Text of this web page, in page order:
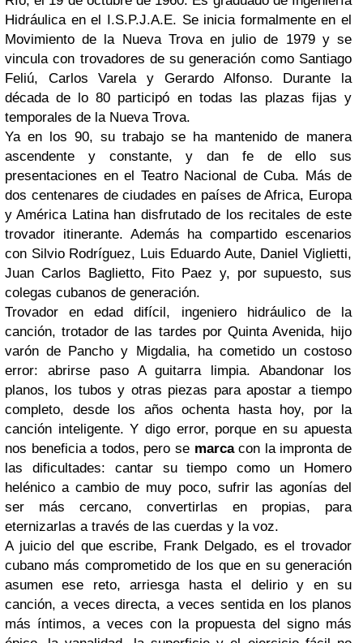
Hidráulica en el I.S.P.J.A.E. Se inicia formalmente en el
Movimiento de la Nueva Trova en julio de 1979 y se
vincula con trovadores de su generación como Santiago
Feliú, Carlos Varela y Gerardo Alfonso. Durante la
década de lo 80 participó en todas las plazas fijas y
temporales de la Nueva Trova.
Ya en los 90, su trabajo se ha mantenido de manera
ascendente y constante, y dan fe de ello sus
presentaciones en el Teatro Nacional de Cuba. Más de
dos centenares de ciudades en países de Africa, Europa
y América Latina han disfrutado de los recitales de este
trovador itinerante. Además ha compartido escenarios
con Silvio Rodríguez, Luis Eduardo Aute, Daniel Viglietti,
Juan Carlos Baglietto, Fito Paez y, por supuesto, sus
colegas cubanos de generación.
Trovador en edad difícil, ingeniero hidráulico de la
canción, trotador de las tardes por Quinta Avenida, hijo
varón de Pancho y Migdalia, ha cometido un costoso
error: abrirse paso A guitarra limpia. Abandonar los
planos, los tubos y otras piezas para apostar a tiempo
completo, desde los años ochenta hasta hoy, por la
canción inteligente. Y digo error, porque en su apuesta
nos beneficia a todos, pero se marcacon la impronta de
las dificultades: cantar su tiempo como un Homero
helénico a cambio de muy poco, sufrir las agonías del
ser más cercano, convertirlas en propias, para
eternizarlas a través de las cuerdas y la voz.
A juicio del que escribe, Frank Delgado, es el trovador
cubano más comprometido de los que en su generación
asumen ese reto, arriesga hasta el delirio y en su
canción, a veces directa, a veces sentida en los planos
más íntimos, a veces con la propuesta del signo más